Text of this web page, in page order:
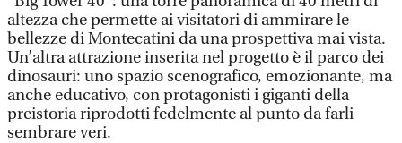
altezza che permette ai visitatori di ammirare le
bellezze di Montecatini da una prospettiva mai vista.
Un’altra attrazione inserita nel progetto è il parco dei
dinosauri: uno spazio scenografico, emozionante, ma
anche educativo, con protagonisti i giganti della
preistoria riprodotti fedelmente al punto da farli
sembrare veri.